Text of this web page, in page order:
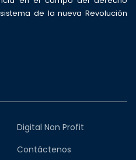
de la nueva Revolución
Digital Non Profit
Contáctenos